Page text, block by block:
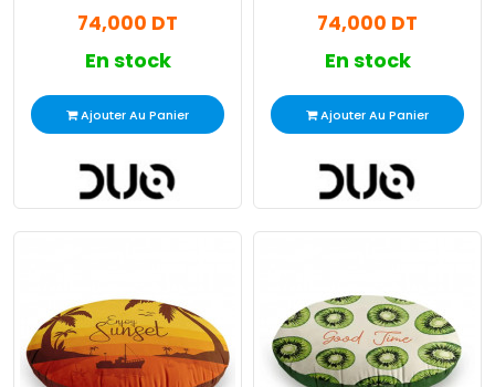
74,000 DT
En stock
Ajouter Au Panier
74,000 DT
En stock
Ajouter Au Panier